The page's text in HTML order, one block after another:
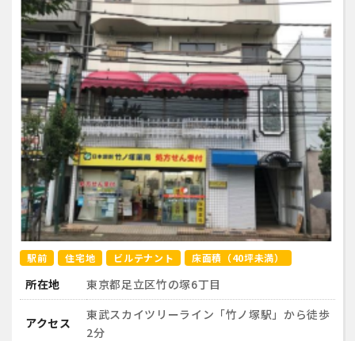
駅前 住宅地 ビルテナント 床面積（40坪未満）
所在地 東京都足立区竹の塚6丁目
アクセス
東武スカイツリーライン「竹ノ塚駅」から徒歩
2分